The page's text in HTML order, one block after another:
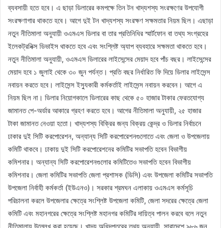
ব্যবসায়ী হতে হবে। এ ছাড়া ডিলারের কমপক্ষে তিন টন খাদ্যশস্য সংরক্ষণের উপযোগী
সংরক্ষণাগার থাকতে হবে। আগে দুই টন খাদ্যশস্য সংরক্ষণ সক্ষমতার নিয়ম ছিল। এছাড়া
নতুন নীতিমালা অনুযায়ী ওএমএস ডিলার বা তার প্রতিনিধির স্মার্টফোন বা তথ্য সংগ্রহের
ইলেকট্রনিক্স ডিভাইস থাকতে হবে এবং সংশ্লিষ্ট অ্যাপ ব্যবহারে সক্ষমতা থাকতে হবে।
নতুন নীতিমালা অনুযায়ী, ওএমএস ডিলারের লাইসেন্সের মেয়াদ হবে পাঁচ বছর। লাইসেন্সের
মেয়াদ হবে ১ জুলাই থেকে ৩০ জুন পর্যন্ত। প্রতি বছর নির্ধারিত ফি দিয়ে ডিলার লাইসেন্স
নবায়ন করতে হবে। লাইসেন্স ইস্যুকারী কর্মকর্তাই লাইসেন্স নবায়ন করবেন। আগে এ
নিয়ম ছিল না। ডিলার নিয়োগকালে ডিলারের কাছ থেকে ৫০ হাজার টাকার ফেরতযোগ্য
জামানত পে-অর্ডার আকারে গ্রহণ করতে হবে। আগের নীতিমালা অনুযায়ী, ২৫ হাজার
টাকা জামানত নেওয়া হতো। খাদ্যশস্য বিক্রির জন্য বিক্রয় কেন্দ্র ও ডিলার নির্বাচনে
ঢাকার দুই সিটি করপোরেশন, অন্যান্য সিটি করপোরেশনগুলোতে এবং জেলা ও উপজেলায়
কমিটি থাকবে। ঢাকায় দুই সিটি করপোরেশনের কমিটির সভাপতি হবেন বিভাগীয়
কমিশনার। অন্যান্য সিটি করপোরেশনগুলোর কমিটিতেও সভাপতি হবেন বিভাগীয়
কমিশনার। জেলা কমিটির সভাপতি জেলা প্রশাসক (ডিসি) এবং উপজেলা কমিটির সভাপতি
উপজেলা নির্বাহী কর্মকর্তা (ইউএনও)। সরকার শ্রমঘন এলাকায় ওএমএস কর্মসূচি
পরিচালনা করলে উপজেলার ক্ষেত্রে সংশ্লিষ্ট উপজেলা কমিটি, জেলা সদরের ক্ষেত্রে জেলা
কমিটি এবং মহানগরের ক্ষেত্রে সংশ্লিষ্ট মহানগর কমিটির দায়িত্ব পালন করবে বলে নতুন
নীতিমালায় উল্লেখ করা হয়েছে। খাদ্য অধিদপ্তরের তথ্য অনুযায়ী, সারাদেশে ৯৮৬ জন